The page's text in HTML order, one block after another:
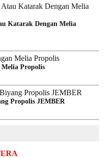
Katarak Dengan Melia
Propolis
Propolis JEMBER